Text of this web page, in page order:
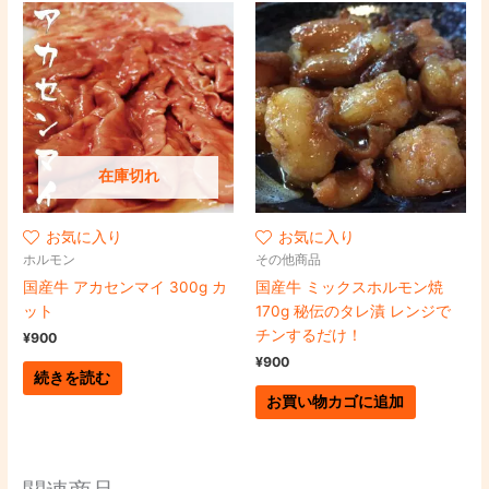
在庫切れ
お気に入り
ホルモン
国産牛 アカセンマイ 300g カ
ット
¥900
続きを読む
お気に入り
その他商品
国産牛 ミックスホルモン焼
170g 秘伝のタレ漬 レンジで
チンするだけ！
¥900
お買い物カゴに追加